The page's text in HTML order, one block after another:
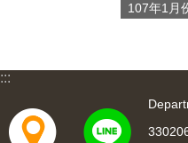
安
政
策
107年1月
:::